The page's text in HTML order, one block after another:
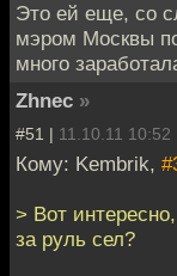
Это ей еще, со
мэром Москвы
много
Zhnec »
#51 | 11.10.11 10:52
Кому: Kembrik,
> Вот
за руль сел?